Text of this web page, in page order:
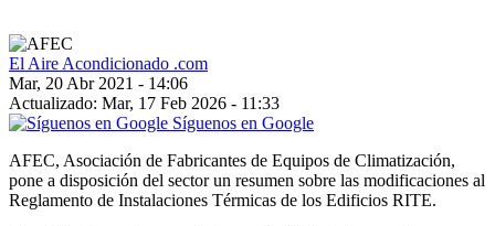
El Aire Acondicionado .com
Mar, 20 Abr 2021 - 14:06
Actualizado: Mar, 17 Feb 2026 - 11:33
Síguenos en Google
AFEC, Asociación de Fabricantes de Equipos de Climatización,
pone a disposición del sector un resumen sobre las modificaciones al
Reglamento de Instalaciones Térmicas de los Edificios RITE.